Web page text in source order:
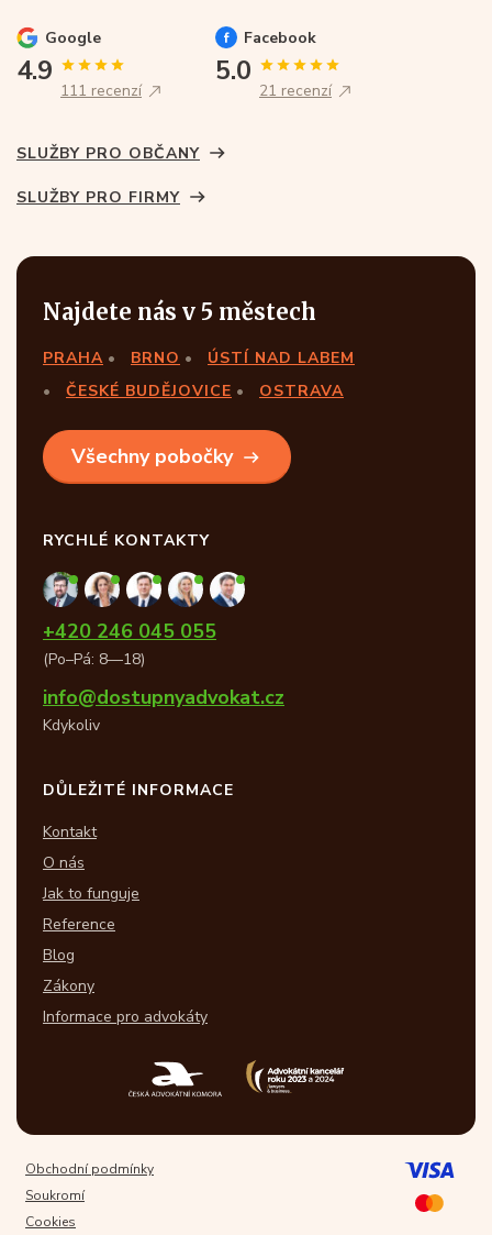
Google
4.9
111 recenzí
Facebook
5.0
21 recenzí
SLUŽBY PRO OBČANY
SLUŽBY PRO FIRMY
Najdete nás v 5 městech
PRAHA BRNO
ÚSTÍ NAD LABEM
ČESKÉ BUDĚJOVICE
OSTRAVA
Všechny pobočky
RYCHLÉ KONTAKTY
+420 246 045 055
(Po–Pá: 8—18)
info@dostupnyadvokat.cz
Kdykoliv
DŮLEŽITÉ INFORMACE
Kontakt
O nás
Jak to funguje
Reference
Blog
Zákony
Informace pro advokáty
Obchodní podmínky
Soukromí
Cookies